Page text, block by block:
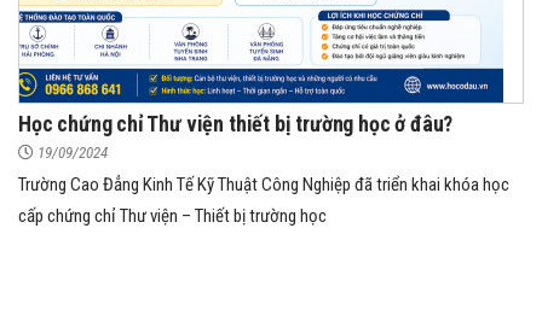
Học chứng chỉ Thư viện thiết bị trường học ở đâu?
19/09/2024
Trường Cao Đẳng Kinh Tế Kỹ Thuật Công Nghiệp đã triển khai khóa học
cấp chứng chỉ Thư viện – Thiết bị trường học